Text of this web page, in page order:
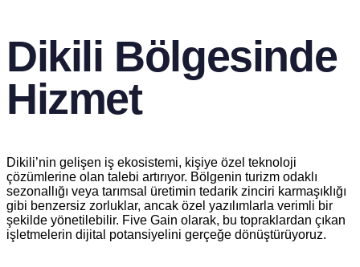
Dikili Bölgesinde
Hizmet
Dikili’nin gelişen iş ekosistemi, kişiye özel teknoloji
çözümlerine olan talebi artırıyor. Bölgenin turizm odaklı
sezonallığı veya tarımsal üretimin tedarik zinciri karmaşıklığı
gibi benzersiz zorluklar, ancak özel yazılımlarla verimli bir
şekilde yönetilebilir. Five Gain olarak, bu topraklardan çıkan
işletmelerin dijital potansiyelini gerçeğe dönüştürüyoruz.